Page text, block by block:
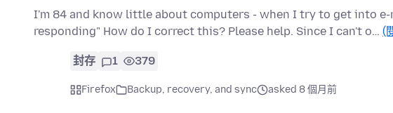
I'm 84 and know little about computers - when I try to get into
responding" How do I correct this? Please help. Since I can't o… (
封存 1 379
Firefox Backup, recovery, and sync asked 8 個月前